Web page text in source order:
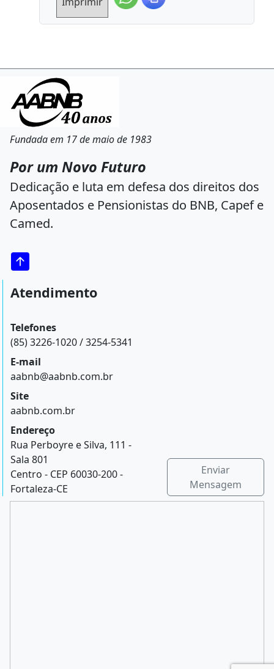
Fundada em 17 de maio de 1983
Por um Novo Futuro
Dedicação e luta em defesa dos direitos dos
Aposentados e Pensionistas do BNB, Capef e
Camed.
Atendimento
Telefones
(85) 3226-1020 / 3254-5341
E-mail
aabnb@aabnb.com.br
Site
aabnb.com.br
Endereço
Rua Perboyre e Silva, 111 -
Sala 801
Centro - CEP 60030-200 -
Fortaleza-CE
Enviar
Mensagem